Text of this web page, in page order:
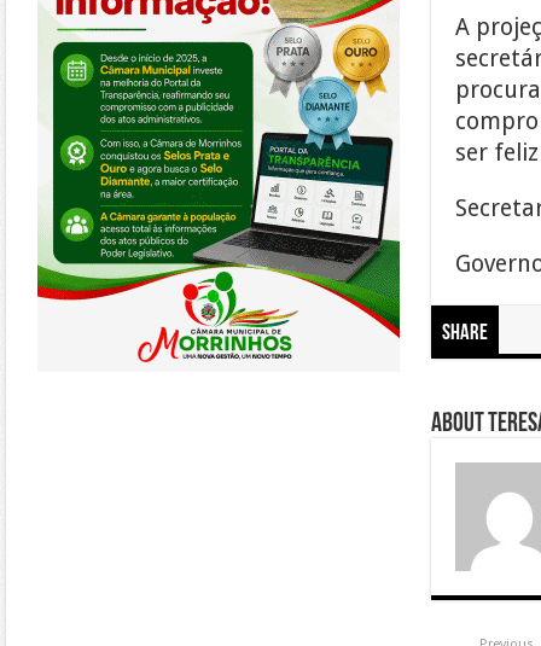
A
ser
Share
About